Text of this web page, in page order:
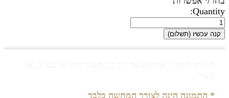
Quantity:
קנה עכשיו (תשלום)
* התמונה הינה לצורך המחשה בלבד